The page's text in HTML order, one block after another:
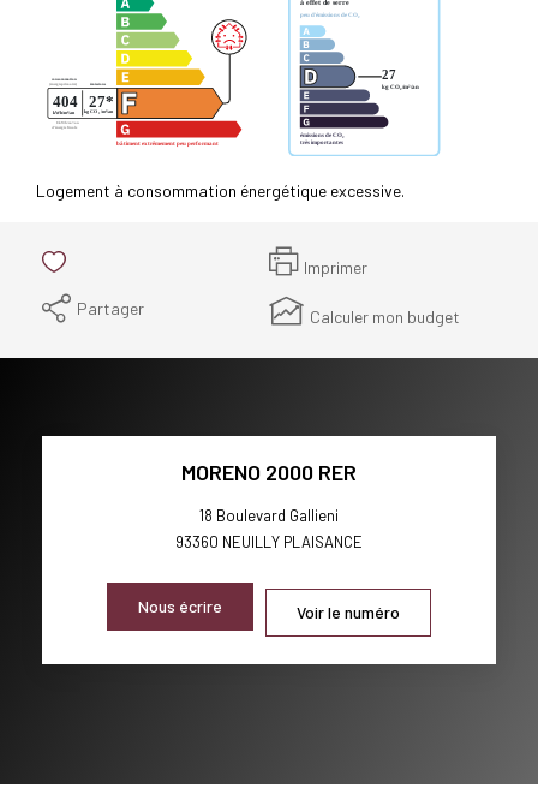
Logement à consommation énergétique excessive.
Imprimer
Partager
Calculer mon budget
MORENO 2000 RER
18 Boulevard Gallieni
93360 NEUILLY PLAISANCE
Nous écrire Voir le numéro